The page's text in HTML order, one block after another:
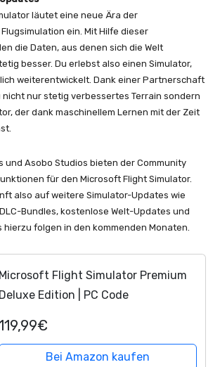
läutet eine neue Ära der
ein. Mit Hilfe dieser
die Daten, aus denen sich die Welt
besser. Du erlebst also einen Simulator,
weiterentwickelt. Dank einer Partnerschaft
nicht nur stetig verbessertes Terrain sondern
der dank maschinellem Lernen mit der Zeit
und Asobo Studios bieten der Community
für den Microsoft Flight Simulator.
also auf weitere Simulator-Updates wie
Bundles, kostenlose Welt-Updates und
hierzu folgen in den kommenden Monaten.
Microsoft Flight Simulator Premium
Deluxe Edition | PC Code
Bei Amazon kaufen